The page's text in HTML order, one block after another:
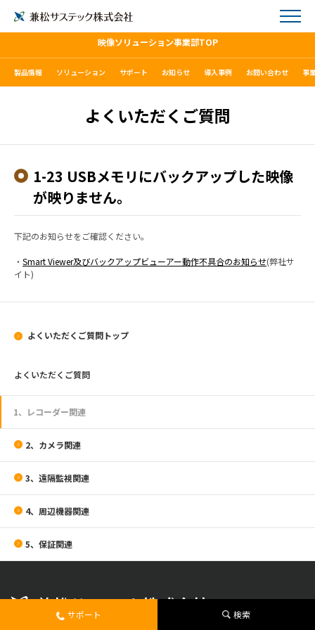
映像ソリューション事業部TOP
製品情報 ソリューション サポート お知らせ 導入事例 お問い合わせ 事
よくいただくご質問
1-23 USBメモリにバックアップした映像
が映りません。
下記のお知らせをご確認ください。
・ Smart Viewer及びバックアップビューアー動作不具合のお知らせ(弊社サ
イト)
よくいただくご質問トップ
よくいただくご質問
1、レコーダー関連
2、カメラ関連
3、遠隔監視関連
4、周辺機器関連
5、保証関連
サポート 検索